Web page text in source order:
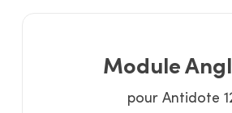
Module
pour Antidote